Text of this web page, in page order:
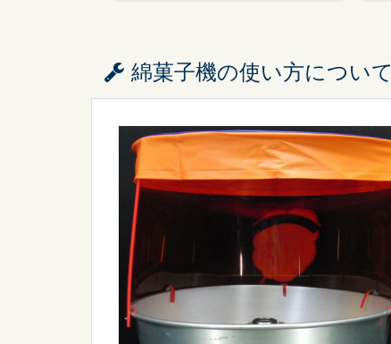
綿菓子機の使い方について